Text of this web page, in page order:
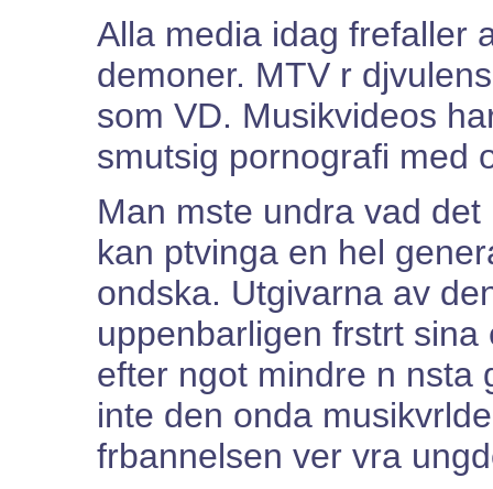
Alla media idag frefaller
demoner. MTV r
som VD. Musikvideos
smutsig pornografi med
Man mste undra vad
kan ptvinga en hel
ondska. Utgivarna av
uppenbarligen frstrt
efter ngot mindre n nsta
inte den onda
frbannelsen ver vra